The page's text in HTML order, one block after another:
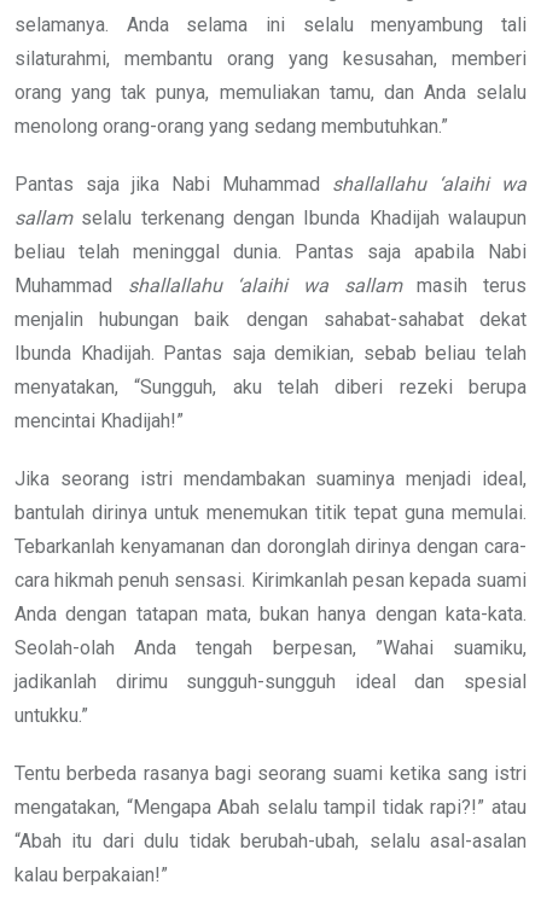
selamanya. Anda selama ini selalu menyambung tali
silaturahmi, membantu orang yang kesusahan, memberi
orang yang tak punya, memuliakan tamu, dan Anda selalu
menolong orang-orang yang sedang membutuhkan.”
Pantas saja jika Nabi Muhammad shallallahu ‘alaihi wa
sallamselalu terkenang dengan Ibunda Khadijah walaupun
beliau telah meninggal dunia. Pantas saja apabila Nabi
Muhammad shallallahu ‘alaihi wa sallammasih terus
menjalin hubungan baik dengan sahabat-sahabat dekat
Ibunda Khadijah. Pantas saja demikian, sebab beliau telah
menyatakan, “Sungguh, aku telah diberi rezeki berupa
mencintai Khadijah!”
Jika seorang istri mendambakan suaminya menjadi ideal,
bantulah dirinya untuk menemukan titik tepat guna memulai.
Tebarkanlah kenyamanan dan doronglah dirinya dengan cara-
cara hikmah penuh sensasi. Kirimkanlah pesan kepada suami
Anda dengan tatapan mata, bukan hanya dengan kata-kata.
Seolah-olah Anda tengah berpesan, ”Wahai suamiku,
jadikanlah dirimu sungguh-sungguh ideal dan spesial
untukku.”
Tentu berbeda rasanya bagi seorang suami ketika sang istri
mengatakan, “Mengapa Abah selalu tampil tidak rapi?!” atau
“Abah itu dari dulu tidak berubah-ubah, selalu asal-asalan
kalau berpakaian!”